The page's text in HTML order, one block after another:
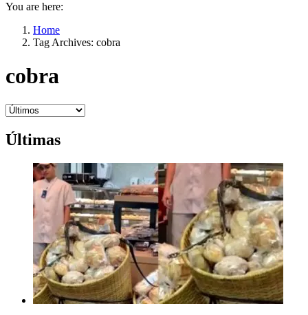
You are here:
Home
Tag Archives: cobra
cobra
Últimas